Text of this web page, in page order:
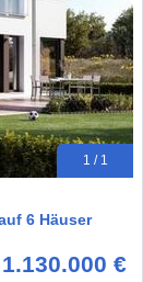
1 / 1
6 Häuser
1.130.000 €